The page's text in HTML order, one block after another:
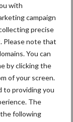
with
campaign
precise
Please note that
You can
by clicking the
of your screen.
to providing you
The
following
nieuws
van schijven